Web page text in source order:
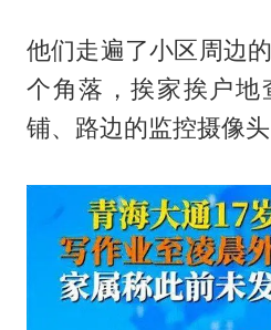
他们走遍了小区周边
个角落，挨家挨户地
铺、路边的监控摄像头